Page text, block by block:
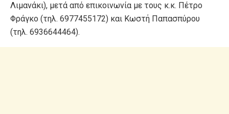
Λιμανάκι), μετά από επικοινωνία με τους κ.κ. Πέτρο
Φράγκο (τηλ. 6977455172) και Κωστή Παπασπύρου
(τηλ. 6936644464).